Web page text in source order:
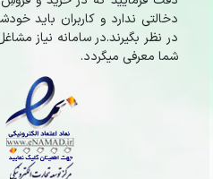
دخالتی ندارد و کاربران باید
در نظر بگیرند.در سامانه نیاز
شما معرفی میگردد.